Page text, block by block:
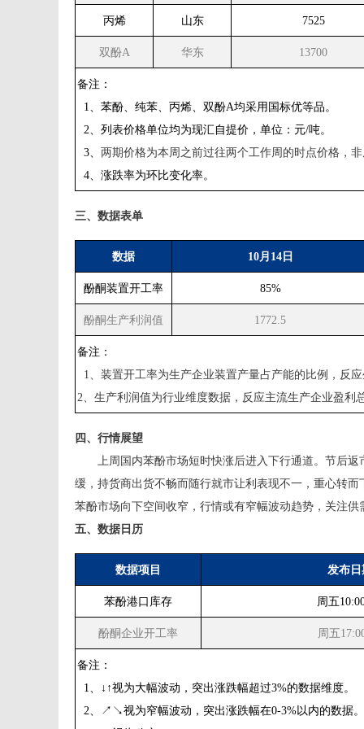
丙烯 山东 7525
双酚A 华东 13700
备注：
1、苯酚、纯苯、丙烯、双酚A均采用国标优等品。
2、列表价格单位均为现汇自提价，单位：元/吨。
3、 两期价格为本周之前过往两个工作周的时点价格，
4、涨跌率为环比变化率。
三、数据表单
数据 10月14日
酚酮装置开工率 85%
酚酮生产利润值 1772.5
备注：
1、装置开工率为生产企业装置产量占产能的比例，反
2、生产利润值为行业维度数据，反应主流生产企业盈利
四、行情展望
上周 国内苯酚市场短时快涨后进入下行通道。节后
缓，持货商出货不畅而随行就市让利表现不一，重心转
苯酚市场向下空间收窄，行情或有窄幅波动趋势，关注供
五、数据日历
数据项目 发布日
苯酚港口库存 周五
酚酮企业开工率 周五
备注：
1、↓↑视为大幅波动，突出涨跌幅超过3%的数据维度。
2、↗↘视为窄幅波动，突出涨跌幅在0-3%以内的数据。